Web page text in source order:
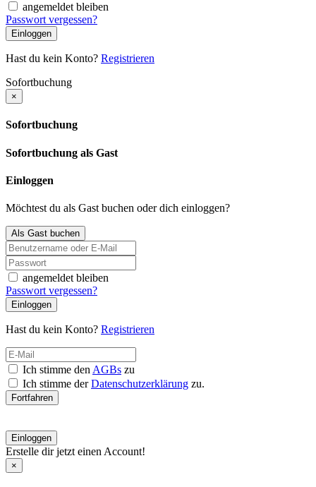
angemeldet bleiben
Passwort vergessen?
Einloggen
Hast du kein Konto? Registrieren
Sofortbuchung
×
Sofortbuchung
Sofortbuchung als Gast
Einloggen
Möchtest du als Gast buchen oder dich einloggen?
Als Gast buchen
angemeldet bleiben
Passwort vergessen?
Einloggen
Hast du kein Konto? Registrieren
Ich stimme den AGBs zu
Ich stimme derDatenschutzerklärung zu.
Fortfahren
Einloggen
Erstelle dir jetzt einen Account!
×